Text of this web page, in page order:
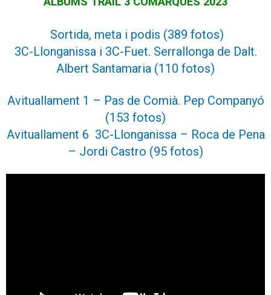
Sortida, meta i podis (389 fotos)
3C-Llonganissa i 3C-Fuet. Serrallonga de Dalt.
Albert Santamaria (110 fotos)
Avituallament 1 – Pas de Comià. Pep Companyó
(153 fotos)
Avituallament 6 3C-Llonganissa – Roca de Pena
– Jordi Castro (95 fotos)